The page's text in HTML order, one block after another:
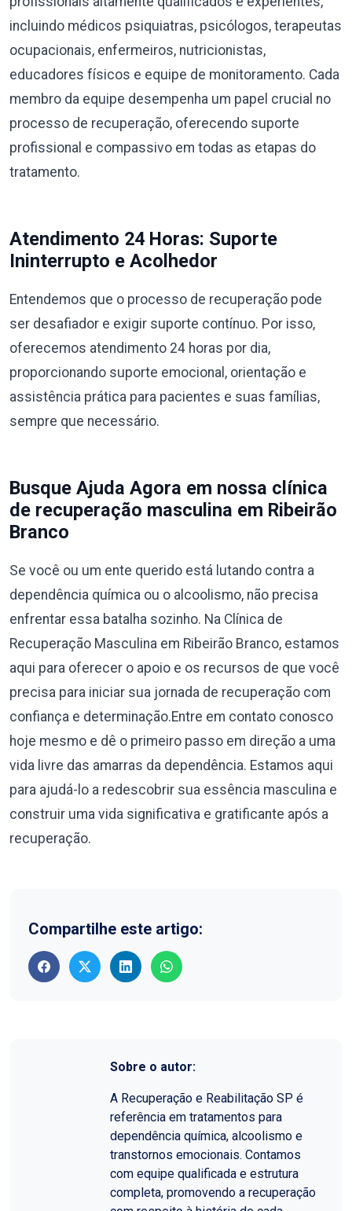
incluindo médicos psiquiatras, psicólogos, terapeutas
ocupacionais, enfermeiros, nutricionistas,
educadores físicos e equipe de monitoramento. Cada
membro da equipe desempenha um papel crucial no
processo de recuperação, oferecendo suporte
profissional e compassivo em todas as etapas do
tratamento.
Atendimento 24 Horas: Suporte
Ininterrupto e Acolhedor
Entendemos que o processo de recuperação pode
ser desafiador e exigir suporte contínuo. Por isso,
oferecemos atendimento 24 horas por dia,
proporcionando suporte emocional, orientação e
assistência prática para pacientes e suas famílias,
sempre que necessário.
Busque Ajuda Agora em nossa clínica
de recuperação masculina em Ribeirão
Branco
Se você ou um ente querido está lutando contra a
dependência química ou o alcoolismo, não precisa
enfrentar essa batalha sozinho. Na Clínica de
Recuperação Masculina em Ribeirão Branco, estamos
aqui para oferecer o apoio e os recursos de que você
precisa para iniciar sua jornada de recuperação com
confiança e determinação.Entre em contato conosco
hoje mesmo e dê o primeiro passo em direção a uma
vida livre das amarras da dependência. Estamos aqui
para ajudá-lo a redescobrir sua essência masculina e
construir uma vida significativa e gratificante após a
recuperação.
Compartilhe este artigo:
Sobre o autor:
A Recuperação e Reabilitação SP é
referência em tratamentos para
dependência química, alcoolismo e
transtornos emocionais. Contamos
com equipe qualificada e estrutura
completa, promovendo a recuperação